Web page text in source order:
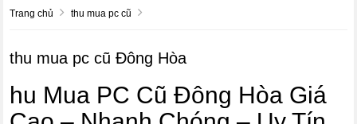
Trang chủ thu mua pc cũ
thu mua pc cũ Đông Hòa
hu Mua PC Cũ Đông Hòa Giá